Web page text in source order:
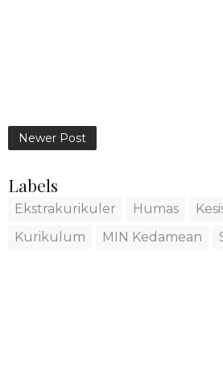
Newer Post
Labels
Ekstrakurikuler Humas
Kurikulum
MIN Kedamean